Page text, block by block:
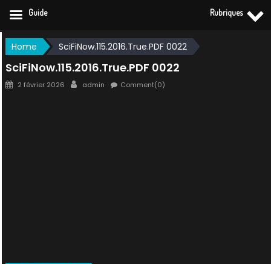
Skip
to
content
Home SciFiNow.115.2016.True.PDF 0022
SciFiNow.115.2016.True.PDF 0022
Posted
2 février 2026 Author
admin Comment(0)
Guide Rubriques